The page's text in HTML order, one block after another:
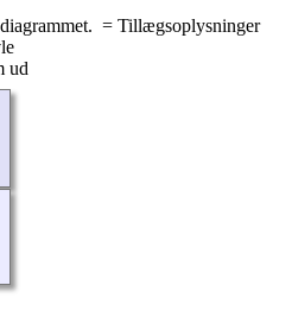
= Tillægsoplysninger